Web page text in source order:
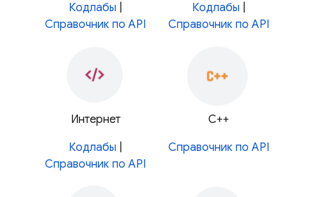
Кодлабы
Справочник по API
Кодлабы
Справочник по API
Интернет
Кодлабы
Справочник по API
С++
Справочник по API